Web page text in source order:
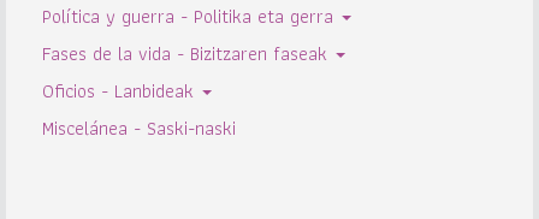
Política y guerra - Politika eta gerra
Fases de la vida - Bizitzaren faseak
Oficios - Lanbideak
Miscelánea - Saski-naski